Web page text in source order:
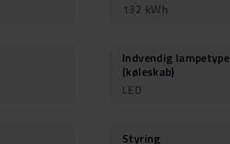
132 kWh
Indvendig lampetype
(køleskab)
LED
Styring